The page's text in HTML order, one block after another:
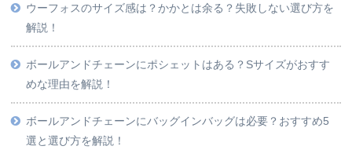
ウーフォスのサイズ感は？かかとは余る？失敗しない選び方を
解説！
ボールアンドチェーンにポシェットはある？Sサイズがおすす
めな理由を解説！
ボールアンドチェーンにバッグインバッグは必要？おすすめ5
選と選び方を解説！